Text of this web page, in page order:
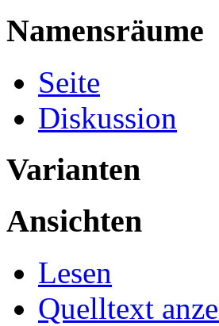
Namensräume
Seite
Diskussion
Varianten
Ansichten
Lesen
Quelltext